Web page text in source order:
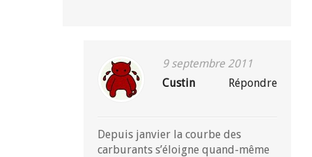
9 septembre 2011
Custin
Répondre
Depuis janvier la courbe des
carburants s’éloigne quand-même